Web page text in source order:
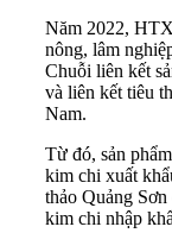
Năm 2022,
nông, lâm
Chuỗi liên kết
và liên kết tiêu
Nam.
Từ đó, sản
kim chi xuất
thảo Quảng
kim chi nhập